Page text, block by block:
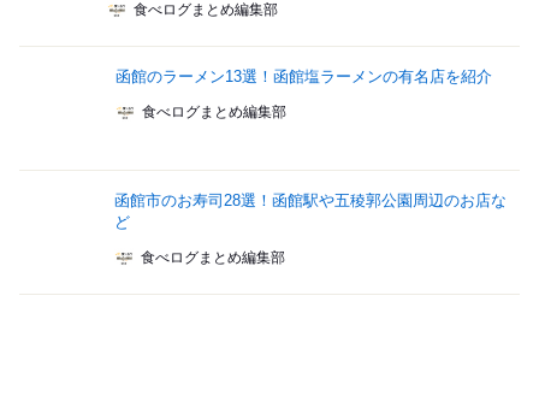
食べログまとめ編集部
函館のラーメン13選！函館塩ラーメンの有名店を紹介
食べログまとめ編集部
函館市のお寿司28選！函館駅や五稜郭公園周辺のお店な
ど
食べログまとめ編集部